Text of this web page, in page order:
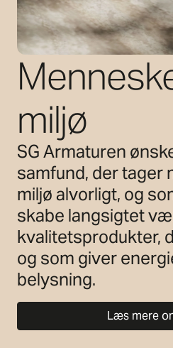
miljø
SG Armaturen
samfund, der tager
miljø alvorligt, og
skabe langsigtet
kvalitetsprodukter,
og som giver
belysning.
Læs mere